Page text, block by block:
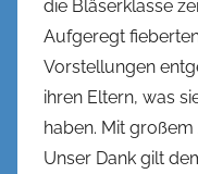
die Bläserklasse
Aufgeregt
Vorstellungen
ihren Eltern, was
haben. Mit
Unser Dank gilt